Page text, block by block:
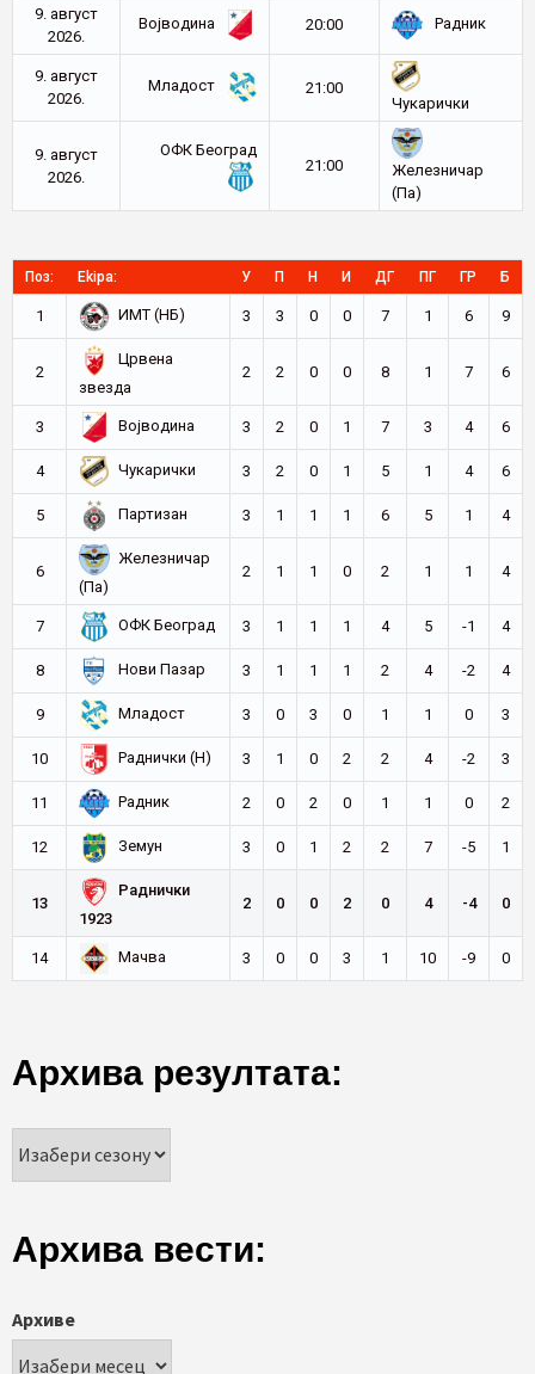
9. август
2026.
Војводина 20:00 Радник
9. август
2026.
Младост
21:00
Чукарички
9. август
2026.
ОФК Београд
21:00
Железничар
(Па)
Поз: Ekipa: У П Н И ДГ ПГ ГР Б
1 ИМТ (НБ) 3 3 0 0 7 1 6 9
2
Црвена
звезда
2 2 0 0 8 1 7 6
3 Војводина 3 2 0 1 7 3 4 6
4 Чукарички 3 2 0 1 5 1 4 6
5 Партизан 3 1 1 1 6 5 1 4
6
Железничар
(Па)
2 1 1 0 2 1 1 4
7 ОФК Београд 3 1 1 1 4 5 -1 4
8 Нови Пазар 3 1 1 1 2 4 -2 4
9 Младост 3 0 3 0 1 1 0 3
10 Раднички (Н) 3 1 0 2 2 4 -2 3
11 Радник 2 0 2 0 1 1 0 2
12 Земун 3 0 1 2 2 7 -5 1
13
Раднички
1923
2 0 0 2 0 4 -4 0
14 Мачва 3 0 0 3 1 10 -9 0
Архива резултата:
Архива вести:
Архиве